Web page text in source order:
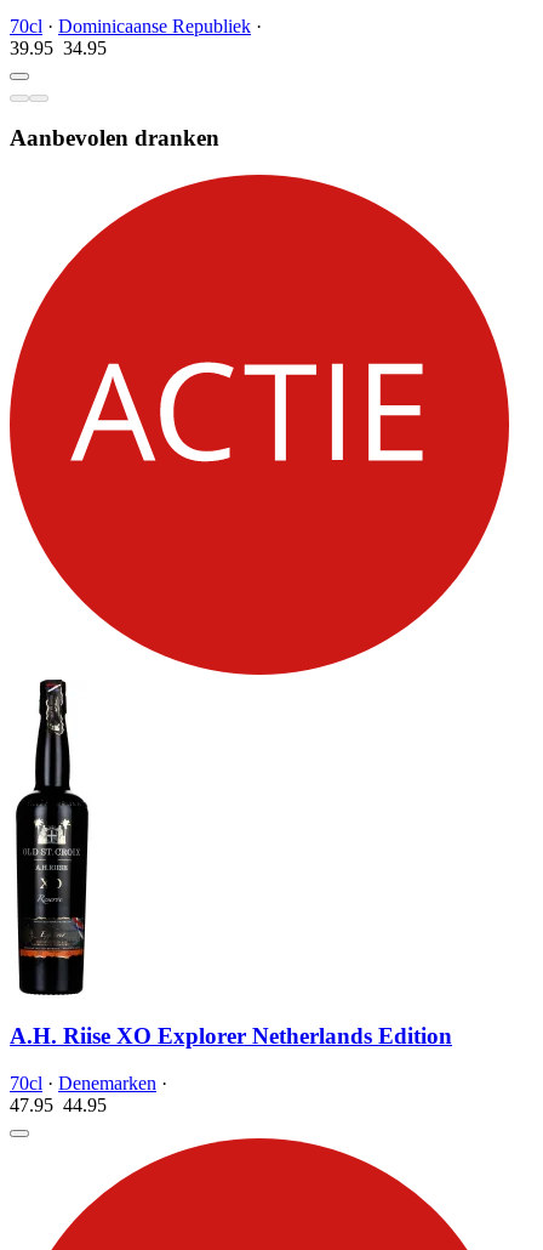
70cl · Dominicaanse Republiek ·
39.95 34.95
Aanbevolen dranken
A.H. Riise XO Explorer Netherlands Edition
70cl · Denemarken ·
47.95 44.95